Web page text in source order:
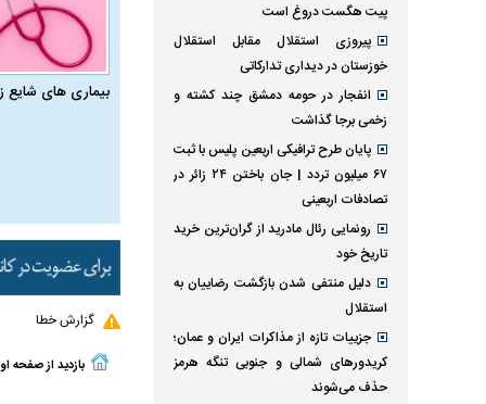
بیماری‌ های شایع
گزارش خطا
بازدید از صفحه
پیت هگست دروغ است
پیروزی استقلال مقابل استقلال
خوزستان در دیداری تدارکاتی
انفجار در حومه دمشق چند کشته و
زخمی برجا گذاشت
پایان طرح ترافیکی اربعین پلیس با ثبت
۶۷ میلیون تردد | جان باختن ۲۴ زائر در
تصادفات اربعینی
رونمایی رئال مادرید از گران‌ترین خرید
تاریخ خود
دلیل منتفی شدن بازگشت رضاییان به
استقلال
جزییات تازه از مذاکرات ایران و عمان؛
کریدورهای شمالی و جنوبی تنگه هرمز
حذف می‌شوند